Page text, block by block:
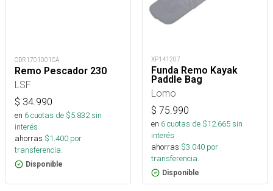
ODR1701001CA
Remo Pescador 230
LSF
$ 34.990
en 6cuotas de $5.832sin
interés
ahorras $1.400 por
transferencia.
Disponible
XP141207
Funda Remo Kayak
Paddle Bag
Lomo
$ 75.990
en 6cuotas de $12.665sin
interés
ahorras $3.040 por
transferencia.
Disponible